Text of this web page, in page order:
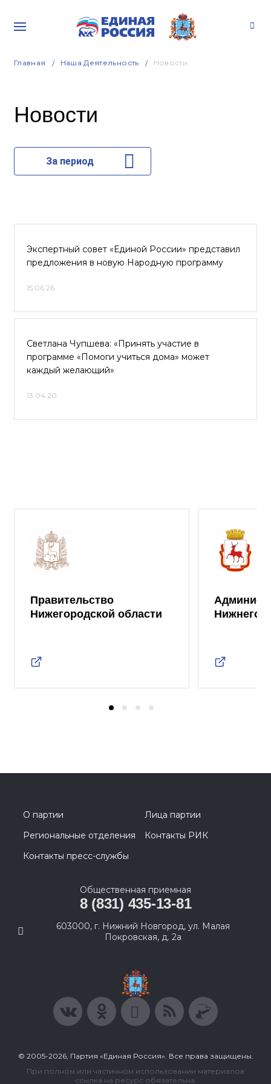
Главная Наша Деятельность Новости
Новости
За период
Экспертный совет «Единой России» представил
предложения в новую Народную программу
15.06.26
Светлана Чупшева: «Принять участие в
программе «Помоги учиться дома» может
каждый желающий»
13.04.20
Правительство
Нижегородской области
Нижнего
О партии
Лица партии
Региональные отделения
Контакты РИК
Контакты пресс-службы
Общественная приемная
8 (831) 435-13-81
603000, г. Нижний Новгород, ул. Малая
Покровская, д. 2а
© 2005-2026, Партия «Единая Россия». Все права защищены.
При полном или частичном использовании материалов
ссылка на ресурс обязательна.